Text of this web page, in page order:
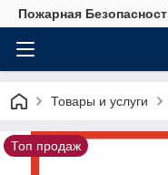
Пожарная
Товары и услуги
Топ продаж